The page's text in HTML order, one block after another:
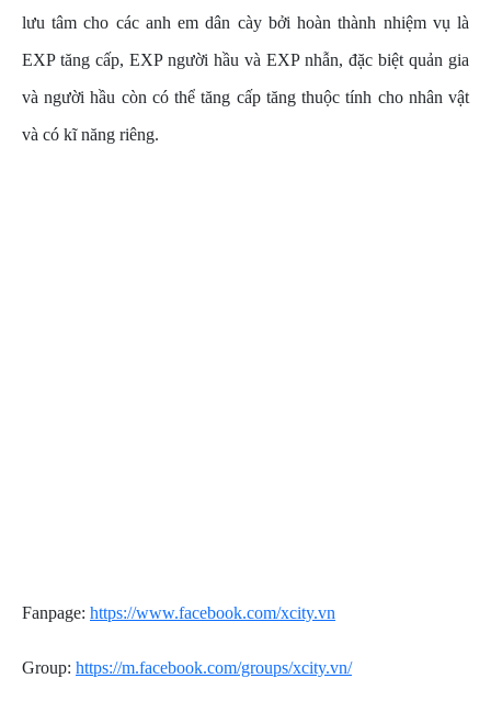
lưu tâm cho các anh em dân cày bởi hoàn thành nhiệm vụ là
EXP tăng cấp, EXP người hầu và EXP nhẫn, đặc biệt quản gia
và người hầu còn có thể tăng cấp tăng thuộc tính cho nhân vật
và có kĩ năng riêng.
Fanpage: https://www.facebook.com/xcity.vn
Group: https://m.facebook.com/groups/xcity.vn/